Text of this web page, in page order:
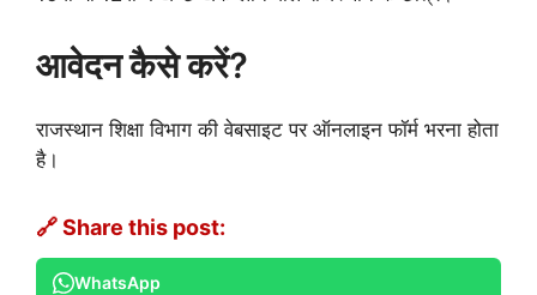
आवेदन कैसे करें?
राजस्थान शिक्षा विभाग की वेबसाइट पर ऑनलाइन फॉर्म भरना होता
है।
🔗 Share this post:
WhatsApp